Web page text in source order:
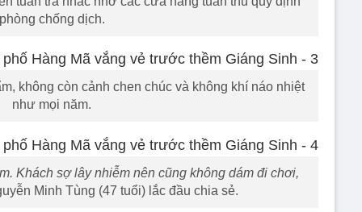
chống dịch.
không còn cảnh chen chúc và không khí náo nhiệt
như mọi năm.
Khách sợ lây nhiễm nên cũng không dám đi chơi,
Minh Tùng (47 tuổi) lắc đầu chia sẻ.